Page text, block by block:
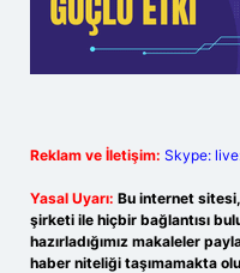
Reklam ve İletişim: Skype:
Yasal Uyarı: Bu internet
şirketi ile hiçbir bağlantısı
hazırladığımız makaleler
haber niteliği taşımamakta